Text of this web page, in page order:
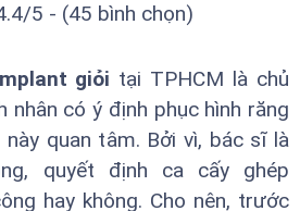
5 - (45 bình chọn)
giỏi tại TPHCM là chủ
nhân có ý định phục hình răng
quan tâm. Bởi vì, bác sĩ là
quyết định ca cấy ghép
hay không. Cho nên, trước